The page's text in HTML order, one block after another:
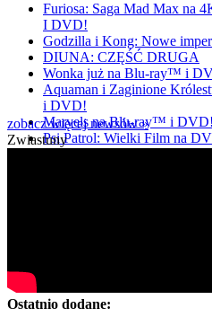
Furiosa: Saga Mad Max
I DVD!
Godzilla i Kong: Nowe
DIUNA: CZĘŚĆ DRUGA
Wonka już na Blu-ray™ i
Aquaman i Zaginione
i DVD!
Marvels na Blu-ray™ i DVD!
Psi Patrol: Wielki Film na
zobacz więcej newsów »
Zwiastuny
Ostatnio dodane: